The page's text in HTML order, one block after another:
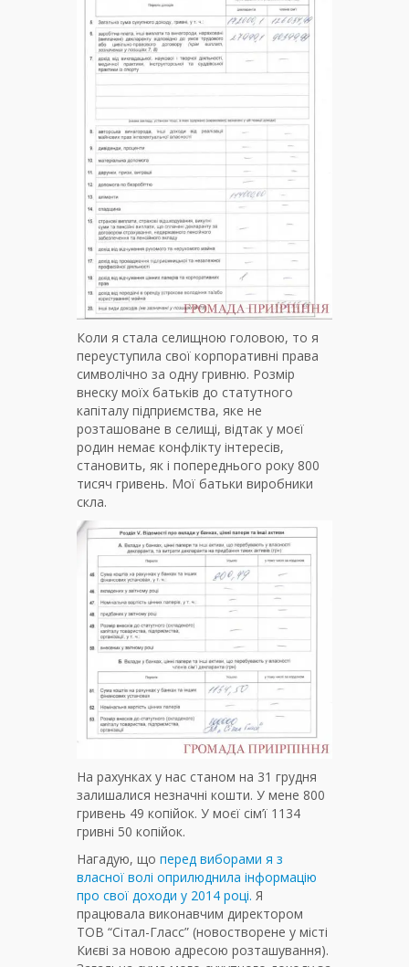
Коли я стала селищною головою, то я
переуступила свої корпоративні права
символічно за одну гривню. Розмір
внеску моїх батьків до статутного
капіталу підприємства, яке не
розташоване в селищі, відтак у моєї
родин немає конфлікту інтересів,
становить, як і попереднього року 800
тисяч гривень. Мої батьки виробники
скла.
На рахунках у нас станом на 31 грудня
залишалися незначні кошти. У мене 800
гривень 49 копійок. У моєї сім’ї 1134
гривні 50 копійок.
Нагадую, що перед виборами я з
власної волі оприлюднила інформацію
про свої доходи у 2014 році. Я
працювала виконавчим директором
ТОВ “Сітал-Гласс” (новостворене у місті
Києві за новою адресою розташування).